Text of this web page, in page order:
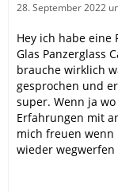
28. September 2022
Hey ich habe eine
Glas Panzerglass
brauche wirklich
gesprochen und
super. Wenn ja
Erfahrungen mit
mich freuen wenn
wieder wegwerfen